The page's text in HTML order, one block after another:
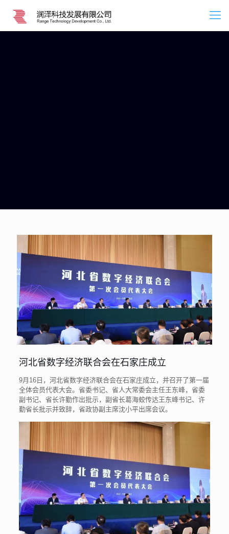
河北省数字经济联合会在石家庄成立
9月16日，河北省数字经济联合会在石家庄成立，并召开了第一届
全体会员代表大会。省委书记、省人大常委会主任王东峰，省委
副书记、省长许勤作出批示，副省长葛海蛟传达王东峰书记、许
勤省长批示并致辞，省政协副主席沈小平出席会议。